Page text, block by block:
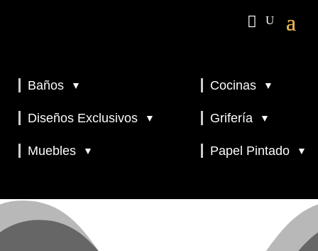
Baños ▼ Cocinas ▼
Diseños Exclusivos ▼ Grifería ▼
Muebles ▼ Papel Pintado ▼